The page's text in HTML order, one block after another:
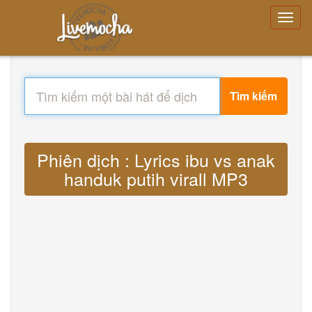
Tìm kiếm
Phiên dịch : Lyrics ibu vs anak
handuk putih virall MP3